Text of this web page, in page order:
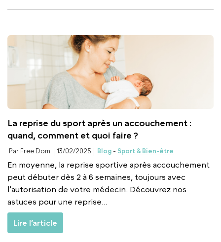
La reprise du sport après un accouchement :
quand, comment et quoi faire ?
Par Free Dom 13/02/2025 Blog- Sport & Bien-être
En moyenne, la reprise sportive après accouchement
peut débuter dès 2 à 6 semaines, toujours avec
l'autorisation de votre médecin. Découvrez nos
astuces pour une reprise...
Lire l’article